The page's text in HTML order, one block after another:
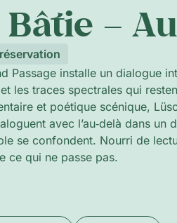
–
Passage installe un dialogue
les traces spectrales qui
et poétique scénique,
avec l’au‑delà dans un
se confondent. Nourri de
ce qui ne passe pas.